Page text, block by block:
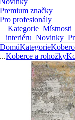
Novinky
Premium značky
Pro profesionály
Kategorie Místnosti
interiéru Novinky
DomůKategorie
...Koberce a rohožky